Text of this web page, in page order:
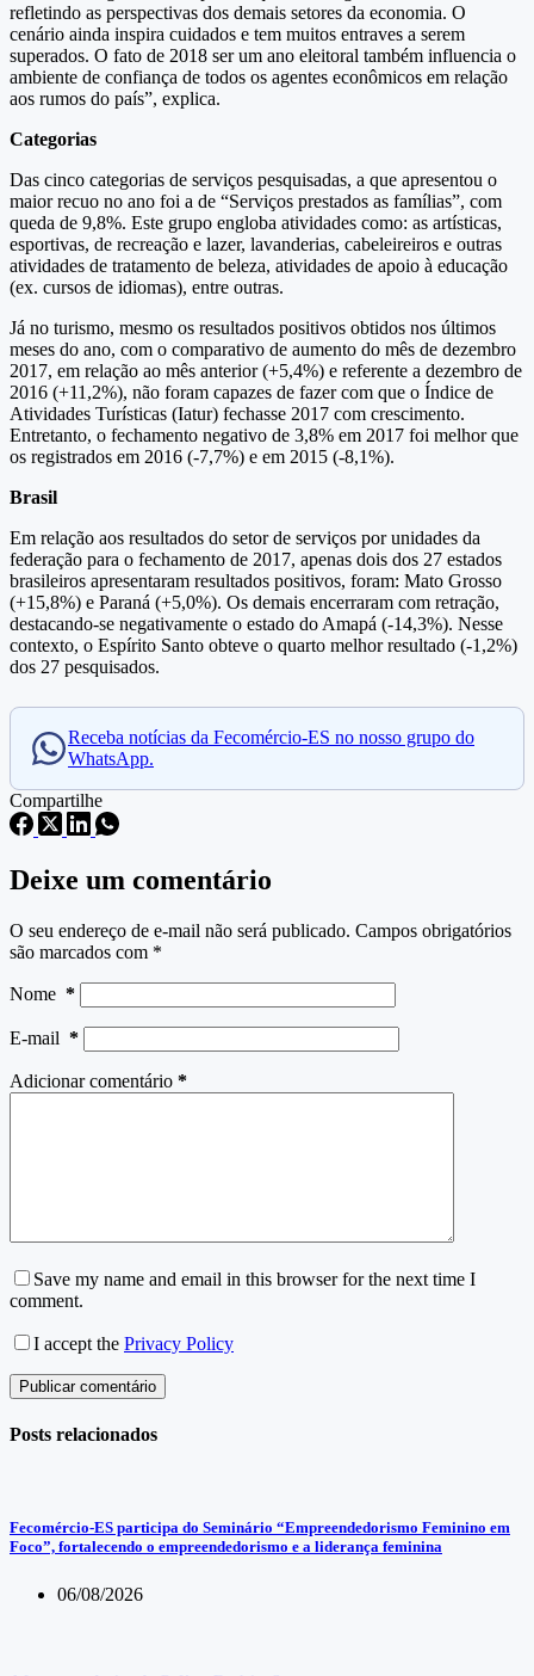
refletindo as perspectivas dos demais setores da economia. O
cenário ainda inspira cuidados e tem muitos entraves a serem
superados. O fato de 2018 ser um ano eleitoral também influencia o
ambiente de confiança de todos os agentes econômicos em relação
aos rumos do país”, explica.
Categorias
Das cinco categorias de serviços pesquisadas, a que apresentou o
maior recuo no ano foi a de “Serviços prestados as famílias”, com
queda de 9,8%. Este grupo engloba atividades como: as artísticas,
esportivas, de recreação e lazer, lavanderias, cabeleireiros e outras
atividades de tratamento de beleza, atividades de apoio à educação
(ex. cursos de idiomas), entre outras.
Já no turismo, mesmo os resultados positivos obtidos nos últimos
meses do ano, com o comparativo de aumento do mês de dezembro
2017, em relação ao mês anterior (+5,4%) e referente a dezembro de
2016 (+11,2%), não foram capazes de fazer com que o Índice de
Atividades Turísticas (Iatur) fechasse 2017 com crescimento.
Entretanto, o fechamento negativo de 3,8% em 2017 foi melhor que
os registrados em 2016 (-7,7%) e em 2015 (-8,1%).
Brasil
Em relação aos resultados do setor de serviços por unidades da
federação para o fechamento de 2017, apenas dois dos 27 estados
brasileiros apresentaram resultados positivos, foram: Mato Grosso
(+15,8%) e Paraná (+5,0%). Os demais encerraram com retração,
destacando-se negativamente o estado do Amapá (-14,3%). Nesse
contexto, o Espírito Santo obteve o quarto melhor resultado (-1,2%)
dos 27 pesquisados.
Receba notícias da Fecomércio-ES no nosso grupo do
WhatsApp.
Compartilhe
Deixe um comentário
O seu endereço de e-mail não será publicado. Campos obrigatórios
são marcados com *
Nome *
E-mail *
Adicionar comentário *
Save my name and email in this browser for the next time I
comment.
I accept the Privacy Policy
Publicar comentário
Posts relacionados
Fecomércio-ES participa do Seminário “Empreendedorismo Feminino em
Foco”, fortalecendo o empreendedorismo e a liderança feminina
06/08/2026